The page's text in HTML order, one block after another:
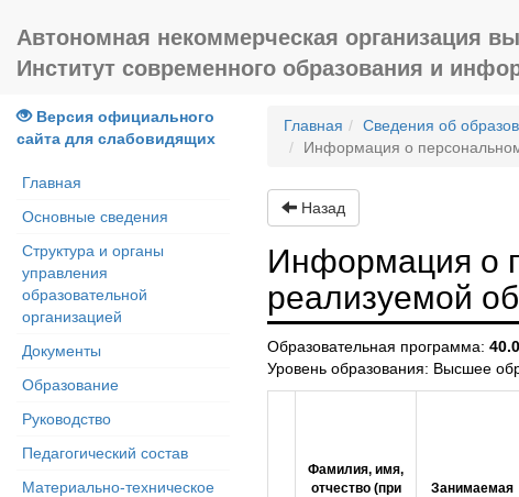
Автономная некоммерческая организация
Институт современного образования и
Версия официального
сайта для слабовидящих
Главная
Основные сведения
Структура и органы
управления
образовательной
организацией
Документы
Образование
Руководство
Педагогический состав
Материально-техническое
Главная Сведения об
Информация о персональном
Назад
Информация о
реализуемой
Образовательная программа:
Уровень образования: Высшее
Фамилия, имя,
отчество (при
Занимаемая